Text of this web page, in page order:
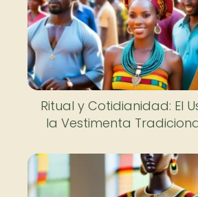
Ritual y Cotidianidad: El
la Vestimenta